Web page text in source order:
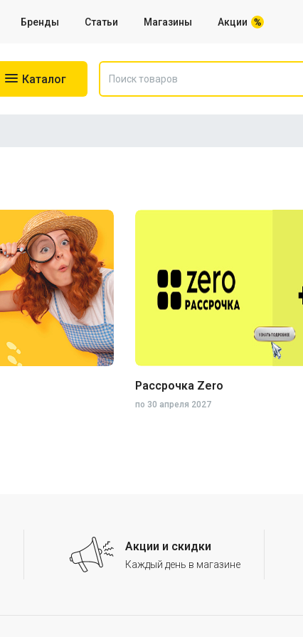
Бренды Статьи Магазины Акции
Каталог
Клавиатуры
Коврики для мышей
Рули, Джойстики и контроллеры
Флеш карты
Рассрочка Zero
по 30 апреля 2027
Акции и скидки
Каждый день в магазине